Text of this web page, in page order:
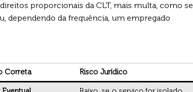
proporcionais da CLT, mais multa, como se
dependendo da frequência, um empregado
Correta Risco Jurídico